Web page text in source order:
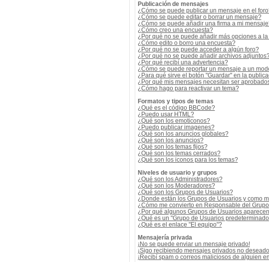
Publicación de mensajes
¿Cómo se puede publicar un mensaje en el
¿Cómo se puede editar o borrar un mensaje?
¿Cómo se puede añadir una firma a mi
¿Cómo creo una encuesta?
¿Por qué no se puede añadir más opciones a
¿Cómo edito o borro una encuesta?
¿Por qué no se puede acceder a algún foro?
¿Por qué no se puede añadir archivos
¿Por qué recibí una advertencia?
¿Cómo se puede reportar un mensaje a un
¿Para qué sirve el botón "Guardar" en la
¿Por qué mis mensajes necesitan ser
¿Cómo hago para reactivar un tema?
Formatos y tipos de temas
¿Qué es el código BBCode?
¿Puedo usar HTML?
¿Qué son los emoticonos?
¿Puedo publicar imagenes?
¿Qué son los anuncios globales?
¿Qué son los anuncios?
¿Qué son los temas fijos?
¿Qué son los temas cerrados?
¿Qué son los iconos para los temas?
Niveles de usuario y grupos
¿Qué son los Administradores?
¿Qué son los Moderadores?
¿Qué son los Grupos de Usuarios?
¿Donde están los Grupos de Usuarios y como
¿Cómo me convierto en Responsable del
¿Por qué algunos Grupos de Usuarios
¿Qué es un "Grupo de Usuarios
¿Qué es el enlace "El equipo"?
Mensajería privada
¡No se puede enviar un mensaje privado!
¡Sigo recibiendo mensajes privados no
¡Recibí spam o correos maliciosos de alguien